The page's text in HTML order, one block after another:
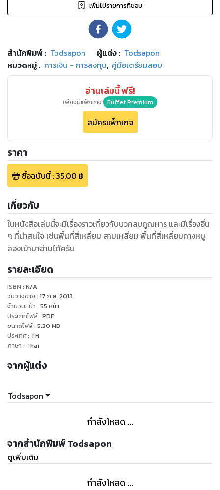
เพิ่มไปรายการที่ชอบ
สำนักพิมพ์: Todsapon ผู้แต่ง : Todsapon
หมวดหมู่: การเงิน - การลงทุน, คู่มือเตรียมสอบ
อ่านเล่มนี้ ฟรี!
เพียงมีแพ็กเกจ Buffet Premium
สมัครแพ็กเกจ
ราคา
ซื้อฉบับนี้: 35.00 ฿
เกี่ยวกับ
ในหนังสือเล่มนี้จะมีเรื่องราวเกี่ยวกับบวกลบคูณหาร และมีเรื่องอื่น
ๆ ที่น่าสนใจ เช่นพื้นที่สี่เหลี่ยม สามเหลี่ยม พื้นที่สี่เหลี่ยมคางหมู
ลองเข้ามาอ่านได้ครับ
รายละเอียด
ISBN : N/A
วันวางขาย : 17 ก.ย. 2013
จำนวนหน้า : 55 หน้า
ประเภทไฟล์: PDF
ขนาดไฟล์: 5.30 MB
ประเทศ: TH
ภาษา : Thai
จากผู้แต่ง
Todsapon
กำลังโหลด ...
จากสำนักพิมพ์ Todsapon
ดูเพิ่มเติม
กำลังโหลด ...